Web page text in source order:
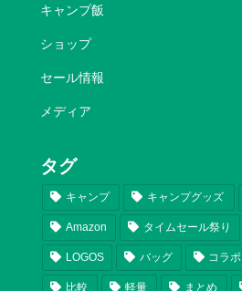
キャンプ飯
ショップ
セール情報
メディア
タグ
キャンプ キャンプグッズ
Amazon タイムセール祭り
LOGOS バッグ コラボ
比較 軽量 まとめ